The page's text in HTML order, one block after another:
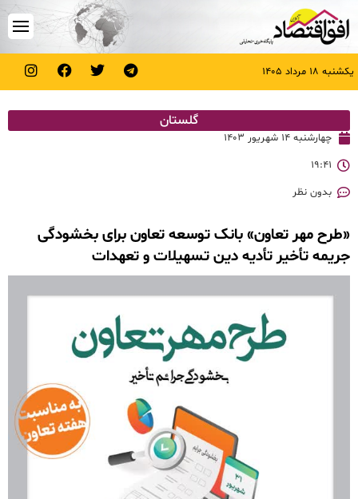
یکشنبه ۱۸ مرداد ۱۴۰۵
گلستان
چهارشنبه ۱۴ شهریور ۱۴۰۳
۱۹:۴۱
بدون نظر
«طرح مهر تعاون» بانک توسعه تعاون برای بخشودگی
جریمه تأخیر تأدیه دین تسهیلات و تعهدات